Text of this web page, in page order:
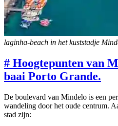
laginha-beach in het kuststadje
# Hoogtepunten van
baai Porto Grande.
De boulevard van Mindelo is een
wandeling door het oude centrum.
stad zijn: